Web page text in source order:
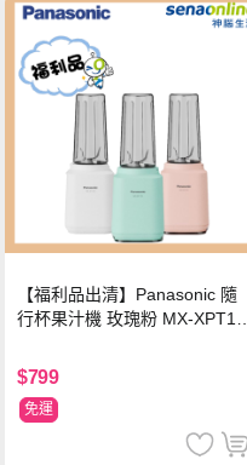
【福利品出清】Panasonic 隨
行杯果汁機 玫瑰粉 MX-XPT10
$799
免運